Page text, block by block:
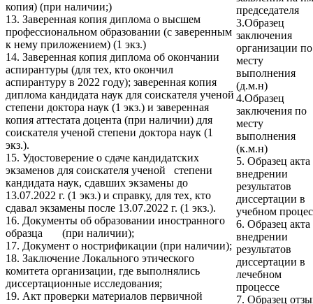
копия) (при наличии;)
13. Заверенная копия диплома о высшем
профессиональном образовании (с заверенным
к нему приложением) (1 экз.)
14. Заверенная копия диплома об окончании
аспирантуры (для тех, кто окончил
аспирантуру в 2022 году); заверенная копия
диплома кандидата наук для соискателя ученой
степени доктора наук (1 экз.) и заверенная
копия аттестата доцента (при наличии) для
соискателя ученой степени доктора наук (1
экз.).
15. Удостоверение о сдаче кандидатских
экзаменов для соискателя ученой степени
кандидата наук, сдавших экзамены до
13.07.2022 г. (1 экз.) и справку, для тех, кто
сдавал экзамены после 13.07.2022 г. (1 экз.).
16. Документы об образовании иностранного
образца (при наличии);
17. Документ о нострификации (при наличии);
18. Заключение Локального этического
комитета организации, где выполнялись
диссертационные исследования;
19. Акт проверки материалов первичной
председателя
3.Образец
заключения
организации по
месту
выполнения
(д.м.н)
4.Образец
заключения по
месту
выполнения
(к.м.н)
5. Образец акта
внедрении
результатов
диссертации в
учебном
6. Образец акта
внедрении
результатов
диссертации в
лечебном
процессе
7. Образец